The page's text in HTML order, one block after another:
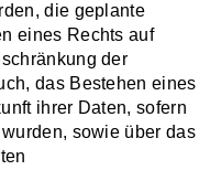
die geplante
eines Rechts auf
der
das Bestehen eines
ihrer Daten, sofern
sowie über das